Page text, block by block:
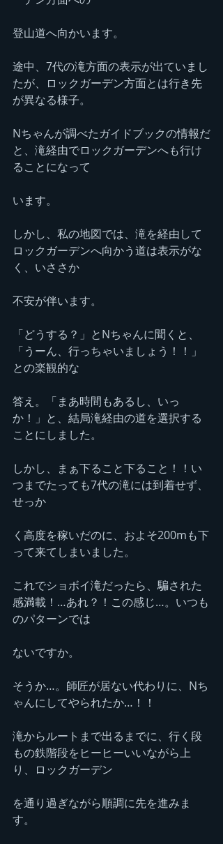
登山道へ向かいます。
途中、7代の滝方面の表示が出ていまし
たが、ロックガーデン方面とは行き先
が異なる様子。
Nちゃんが調べたガイドブックの情報だ
と、滝経由でロックガーデンへも行け
ることになって
います。
しかし、私の地図では、滝を経由して
ロックガーデンへ向かう道は表示がな
く、いささか
不安が伴います。
「どうする？」とNちゃんに聞くと、
「うーん、行っちゃいましょう！！」
との楽観的な
答え。「まあ時間もあるし、いっ
か！」と、結局滝経由の道を選択する
ことにしました。
しかし、まぁ下ること下ること！！い
つまでたっても7代の滝には到着せず、
せっか
く高度を稼いだのに、およそ200mも下
って来てしまいました。
これでショボイ滝だったら、騙された
感満載！…あれ？！この感じ…。いつも
のパターンでは
ないですか。
そうか…。師匠が居ない代わりに、Nち
ゃんにしてやられたか…！！
滝からルートまで出るまでに、行く段
もの鉄階段をヒーヒーいいながら上
り、ロックガーデン
を通り過ぎながら順調に先を進みま
す。